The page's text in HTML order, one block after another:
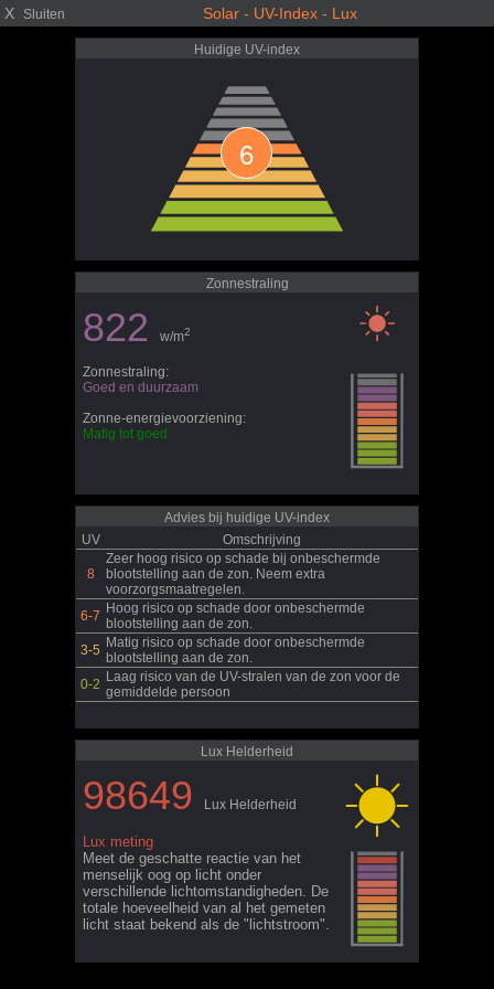
X Sluiten Solar - UV-Index - Lux
Huidige UV-index
6
Zonnestraling
822 w/m2
Zonnestraling:
Goed en duurzaam
Zonne-energievoorziening:
Matig tot goed
Advies bij huidige UV-index
UV
Omschrijving
8
Zeer hoog risico op schade bij onbeschermde
blootstelling aan de zon. Neem extra
voorzorgsmaatregelen.
6-7 Hoog risico op schade door onbeschermde
blootstelling aan de zon.
3-5 Matig risico op schade door onbeschermde
blootstelling aan de zon.
0-2 Laag risico van de UV-stralen van de zon voor de
gemiddelde persoon
Lux Helderheid
98649 Lux Helderheid
Lux meting
Meet de geschatte reactie van het
menselijk oog op licht onder
verschillende lichtomstandigheden. De
totale hoeveelheid van al het gemeten
licht staat bekend als de "lichtstroom".